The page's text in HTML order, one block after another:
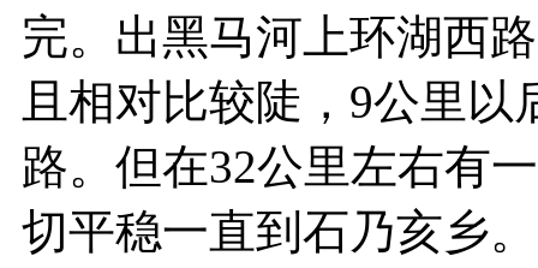
完。出黑马河上环湖西
且相对比较陡，9公里
路。但在32公里左右有
切平稳一直到石乃亥乡。